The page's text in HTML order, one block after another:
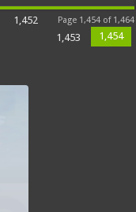
Page 1,454 of 1,464
1,452
1,453
1,454